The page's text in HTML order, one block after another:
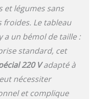
et légumes sans
froides. Le tableau
a un bémol de taille :
standard, cet
220 Vadapté à
nécessiter
et complique